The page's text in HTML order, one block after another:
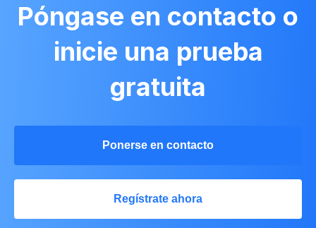
Póngase en contacto o
inicie una prueba
gratuita
Ponerse en contacto
Regístrate ahora